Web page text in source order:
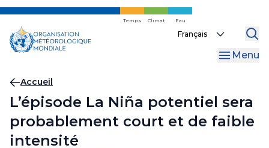
Skip
main
content
Temps Climat Eau
Select
Menu
Fil
d'Ariane
Accueil
L’épisode La Niña potentiel sera
probablement court et de faible
intensité